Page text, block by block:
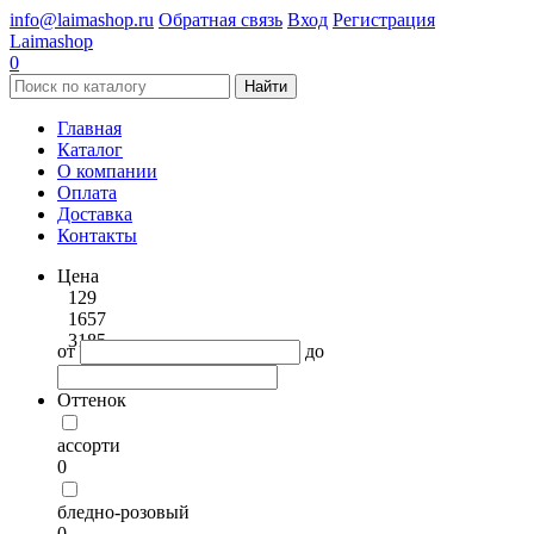
info@laimashop.ru Обратная связь Вход Регистрация
Laimashop
0
Найти
Главная
Каталог
О компании
Оплата
Доставка
Контакты
Цена
129
1657
3185
от до
Оттенок
ассорти
0
бледно-розовый